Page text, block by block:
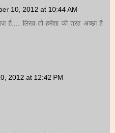
10, 2012 at 10:44 AM
है.... लिखा तो हमेशा की तरह अच्छा है
2012 at 12:42 PM